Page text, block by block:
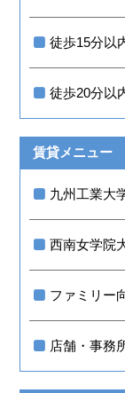
徒歩15分以
徒歩20分以
賃貸メニュー
九州工業大
西南女学院
ファミリー
店舗・事務